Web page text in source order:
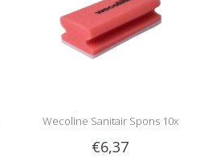
Wecoline Sanitair Spons 10x
€6,37